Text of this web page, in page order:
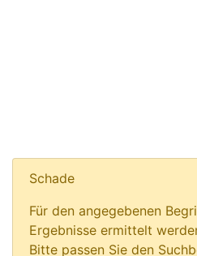
Schade
Für den angegebenen
Ergebnisse ermittelt
Bitte passen Sie den